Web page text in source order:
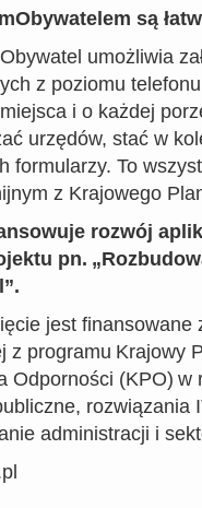
są
umożliwia
z poziomu
i o każdej
urzędów, stać w
formularzy. To
z Krajowego
rozwój
pn.
jest finansowane
z programu Krajowy
Odporności (KPO) w
rozwiązania
administracji i